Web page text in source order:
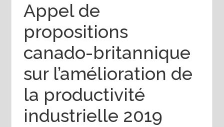
Appel de
propositions
canado-britannique
sur l’amélioration de
la productivité
industrielle 2019